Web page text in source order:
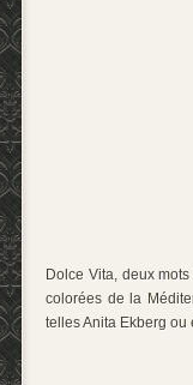
Dolce Vita, deux
colorées de la
telles Anita Ekberg ou